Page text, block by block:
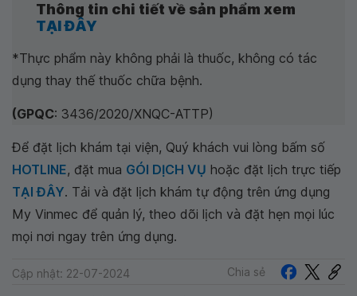
Thông tin chi tiết về sản phẩm xem
TẠI ĐÂY
*Thực phẩm này không phải là thuốc, không có tác
dụng thay thế thuốc chữa bệnh.
(GPQC: 3436/2020/XNQC-ATTP)
Để đặt lịch khám tại viện, Quý khách vui lòng bấm số
HOTLINE, đặt mua GÓI DỊCH VỤ hoặc đặt lịch trực tiếp
TẠI ĐÂY. Tải và đặt lịch khám tự động trên ứng dụng
My Vinmec để quản lý, theo dõi lịch và đặt hẹn mọi lúc
mọi nơi ngay trên ứng dụng.
Cập nhật: 22-07-2024 Chia sẻ